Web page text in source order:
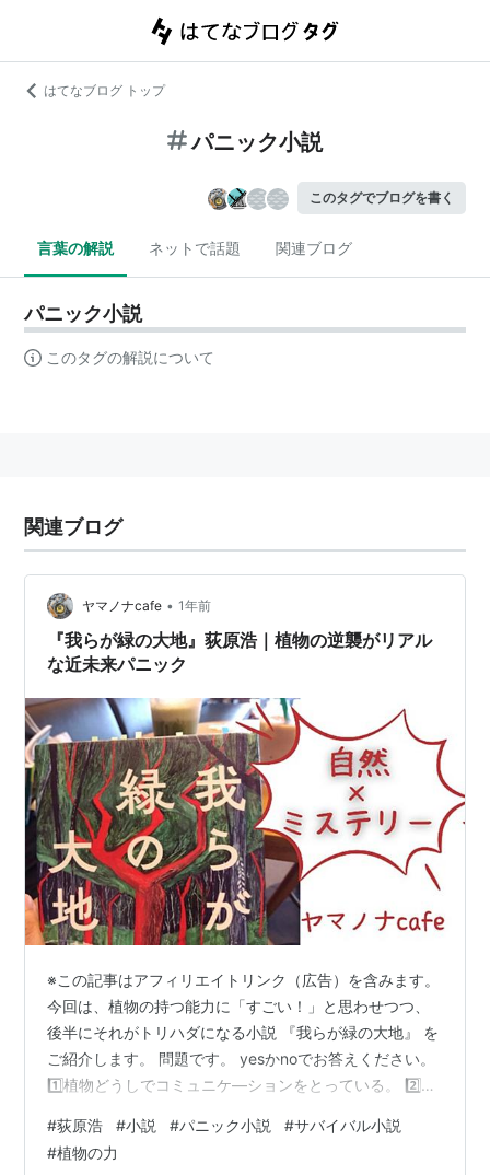
はてなブログ トップ
パニック小説
このタグでブログを書く
言葉の解説 ネットで話題 関連ブログ
パニック小説
このタグの解説について
関連ブログ
ヤマノナcafe • 1年前
『我らが緑の大地』荻原浩｜植物の逆襲がリアル
な近未来パニック
※この記事はアフィリエイトリンク（広告）を含みます。
今回は、植物の持つ能力に「すごい！」と思わせつつ、
後半にそれがトリハダになる小説 『我らが緑の大地』 を
ご紹介します。 問題です。 yesかnoでお答えください。
1️⃣植物どうしでコミュニケ―ションをとっている。 2️⃣自
えは、あとで🤭 🌰もくじ🌰 🪄 あらすじ｜薔薇とお話す
る会社が舞台 🌳 冒頭の問題の答えあわせ｜植物のすごい
#荻原浩 #小説 #パニック小説 #サバイバル小説
#植物の力